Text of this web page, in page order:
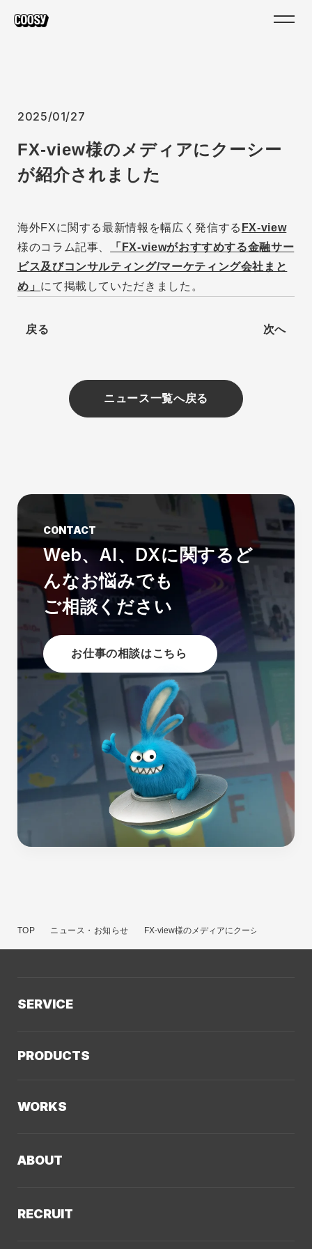
2025/01/27
FX-view様のメディアにクーシー
が紹介されました
海外FXに関する最新情報を幅広く発信する FX-view
様のコラム記事、
「FX-viewがおすすめする金融サー
ビス及びコンサルティング/マーケティング会社まと
め」 にて掲載していただきました。
戻る 次へ
ニュース一覧へ戻る
CONTACT
Web、AI、DXに関する ど
んなお悩みでも
ご相談ください
お仕事の相談はこちら
TOP ニュース・お知らせ FX-view様のメディアにクーシーが紹介され
SERVICE
Web制作
デザイン・ブランディング
システム開発・DX支援
PRODUCTS
LLMO／AIO／GEO診断
WORKS
ABOUT
RECRUIT